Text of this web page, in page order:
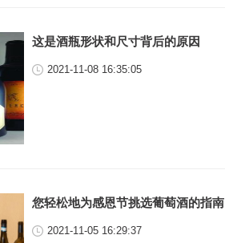
这是酒瓶形状和尺寸背后的原因
2021-11-08 16:35:05
您轻松地为感恩节挑选葡萄酒的指南
2021-11-05 16:29:37